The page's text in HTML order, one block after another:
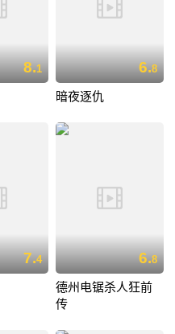
8.1 6.8
暗夜逐仇
7.4 6.8
德州电锯杀人狂前
传